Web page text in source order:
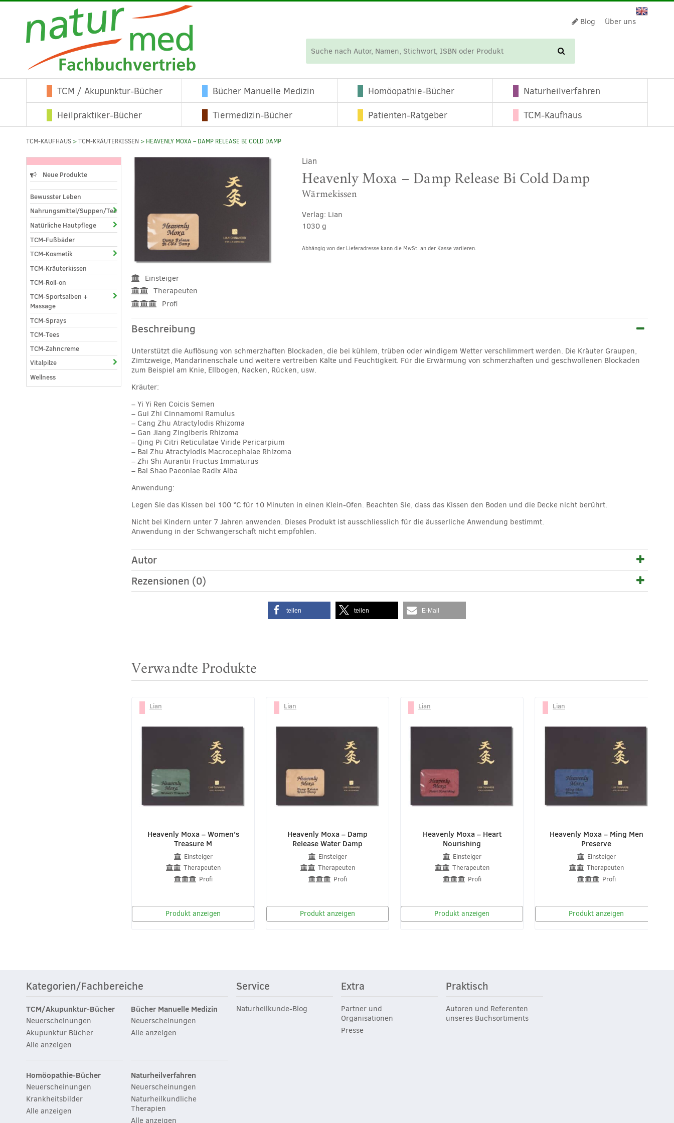
Blog Über uns
TCM / Akupunktur-Bücher Bücher Manuelle Medizin Homöopathie-Bücher
Naturheilverfahren
Heilpraktiker-Bücher
Tiermedizin-Bücher Patienten-Ratgeber TCM-Kaufhaus
TCM-KAUFHAUS >TCM-KRÄUTERKISSEN > HEAVENLY MOXA – DAMP RELEASE BI COLD DAMP
Einsteiger
Therapeuten
Profi
Lian
Heavenly Moxa – Damp Release Bi Cold Damp
Wärmekissen
Verlag: Lian
1030 g
Abhängig von der Lieferadresse kann die MwSt. an der Kasse variieren.
Beschreibung
Unterstützt die Auflösung von schmerzhaften Blockaden, die bei kühlem, trüben oder windigem Wetter verschlimmert werden. Die Kräuter Graupen,
Zimtzweige, Mandarinenschale und weitere vertreiben Kälte und Feuchtigkeit. Für die Erwärmung von schmerzhaften und geschwollenen Blockaden
zum Beispiel am Knie, Ellbogen, Nacken, Rücken, usw.
Kräuter:
– Yi Yi Ren Coicis Semen
– Gui Zhi Cinnamomi Ramulus
– Cang Zhu Atractylodis Rhizoma
– Gan Jiang Zingiberis Rhizoma
– Qing Pi Citri Reticulatae Viride Pericarpium
– Bai Zhu Atractylodis Macrocephalae Rhizoma
– Zhi Shi Aurantii Fructus Immaturus
– Bai Shao Paeoniae Radix Alba
Anwendung:
Legen Sie das Kissen bei 100 °C für 10 Minuten in einen Klein-Ofen. Beachten Sie, dass das Kissen den Boden und die Decke nicht berührt.
Nicht bei Kindern unter 7 Jahren anwenden. Dieses Produkt ist ausschliesslich für die äusserliche Anwendung bestimmt.
Anwendung in der Schwangerschaft nicht empfohlen.
Autor
Rezensionen (0)
teilen teilen E-Mail
Verwandte Produkte
Lian
Heavenly Moxa – Women’s
Treasure M
Einsteiger
Therapeuten
Profi
Produkt anzeigen
Lian
Heavenly Moxa – Damp
Release Water Damp
Einsteiger
Therapeuten
Profi
Produkt anzeigen
Lian
Heavenly Moxa – Heart
Nourishing
Einsteiger
Therapeuten
Profi
Produkt anzeigen
Lian
Heavenly Moxa – Ming Men
Preserve
Einsteiger
Therapeuten
Profi
Produkt anzeigen
Neue Produkte
Bewusster Leben
Nahrungsmittel/Suppen/Tees
Natürliche Hautpflege
TCM-Fußbäder
TCM-Kosmetik
TCM-Kräuterkissen
TCM-Roll-on
TCM-Sportsalben +
Massage
TCM-Sprays
TCM-Tees
TCM-Zahncreme
Vitalpilze
Wellness
Kategorien/Fachbereiche
TCM/Akupunktur-Bücher
Neuerscheinungen
Akupunktur Bücher
Alle anzeigen
Bücher Manuelle Medizin
Neuerscheinungen
Alle anzeigen
Homöopathie-Bücher
Neuerscheinungen
Krankheitsbilder
Alle anzeigen
Naturheilverfahren
Neuerscheinungen
Naturheilkundliche
Therapien
Alle anzeigen
Service
Naturheilkunde-Blog
Extra
Partner und
Organisationen
Presse
Praktisch
Autoren und Referenten
unseres Buchsortiments